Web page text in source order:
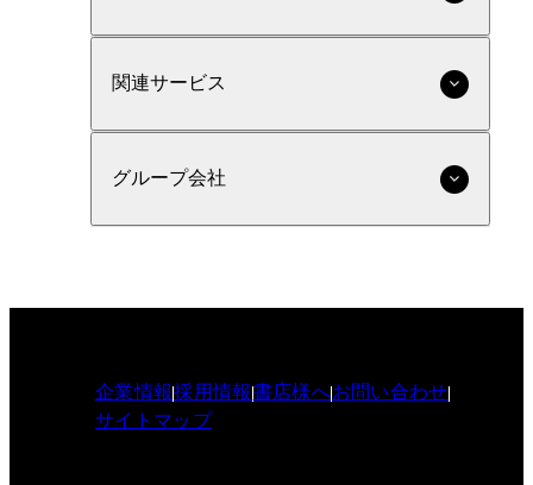
関連サービス
グループ会社
企業情報採用情報書店様へお問い合わせ
サイトマップ